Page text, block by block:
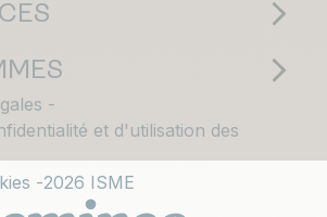
et d'utilisation des
2026 ISME